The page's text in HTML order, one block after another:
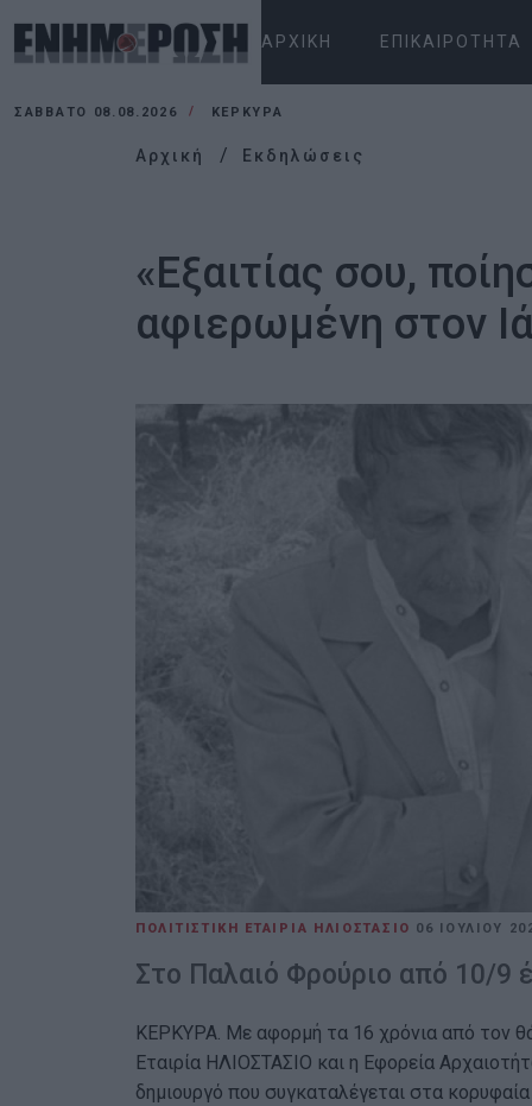
ΑΡΧΙΚΉ ΕΠΙΚΑΙΡΌΤΗΤΑ
ΣΆΒΒΑΤΟ 08.08.2026 ΚΕΡΚΥΡΑ
Αρχική Εκδηλώσεις
«Εξαιτίας σου,
αφιερωμένη στον
ΠΟΛΙΤΙΣΤΙΚΗ ΕΤΑΙΡΙΑ ΗΛΙΟΣΤΑΣΙΟ 06 ΙΟΥΛΊΟΥ
Στο Παλαιό Φρούριο από 10/9
ΚΕΡΚΥΡΑ. Με αφορμή τα 16 χρόνια από τον
Εταιρία ΗΛΙΟΣΤΑΣΙΟ και η Εφορεία
δημιουργό που συγκαταλέγεται στα